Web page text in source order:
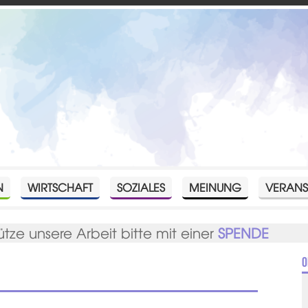
WIRTSCHAFT SOZIALES MEINUNG
unsere Arbeit bitte mit einerSPENDE